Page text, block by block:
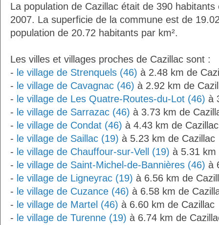
La population de Cazillac était de 390
2007. La superficie de la commune est de
population de 20.72 habitants par km².
Les villes et villages proches de Cazillac sont :
- le village de Strenquels (46) à 2.48 km de
- le village de Cavagnac (46) à 2.92 km de
- le village de Les Quatre-Routes-du-Lot (46) à
- le village de Sarrazac (46) à 3.73 km de
- le village de Condat (46) à 4.43 km de Cazillac
- le village de Saillac (19) à 5.23 km de Cazillac
- le village de Chauffour-sur-Vell (19) à 5.31 km
- le village de Saint-Michel-de-Bannières (46) à
- le village de Ligneyrac (19) à 6.56 km de
- le village de Cuzance (46) à 6.58 km de
- le village de Martel (46) à 6.60 km de Cazillac
- le village de Turenne (19) à 6.74 km de